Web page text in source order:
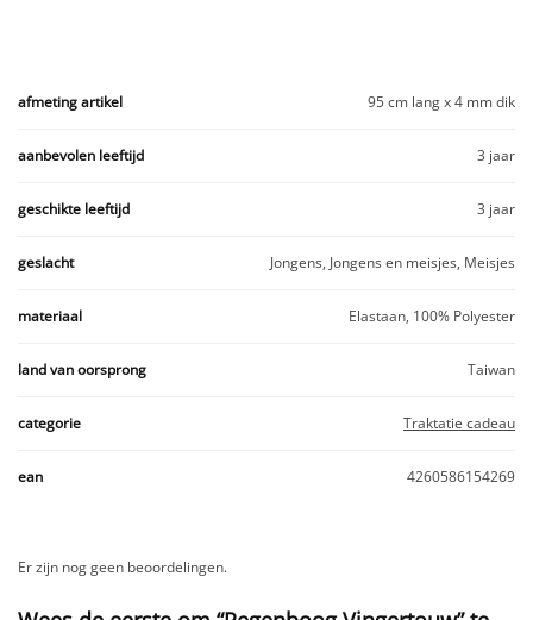
afmeting artikel 95 cm lang x 4 mm dik
aanbevolen leeftijd 3 jaar
geschikte leeftijd 3 jaar
geslacht Jongens, Jongens en meisjes, Meisjes
materiaal Elastaan, 100% Polyester
land van oorsprong Taiwan
categorie Traktatie cadeau
ean 4260586154269
Er zijn nog geen beoordelingen.